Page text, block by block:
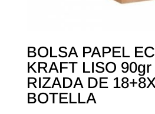
BOLSA PAPEL
KRAFT LISO 90gr
RIZADA DE
BOTELLA